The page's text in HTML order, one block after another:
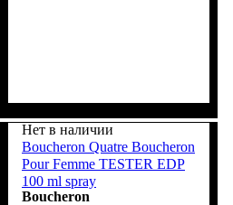
Нет в наличии
Boucheron Quatre Boucheron
Pour Femme TESTER EDP
100 ml spray
Boucheron